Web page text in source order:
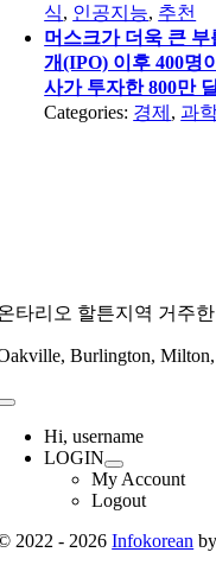
식, 인공지능, 추천
머스크가 더욱 큰
개(IPO) 이후 400명
사가 투자한 800만
Categories: 경제 ,과
타리오 할튼지역 거주
Burlington,
Toggle
NavigationHi, username
LOGIN
My Account
Logout
2022 - 2026Infokorean